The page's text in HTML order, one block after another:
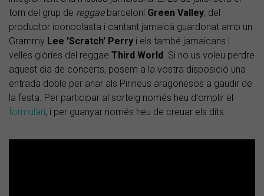
torn del grup de reggaebarceloní Green Valley, del
productor iconoclasta i cantant jamaicà guardonat amb un
Grammy Lee 'Scratch' Perry i els també jamaicans i
velles glòries del reggae Third World . Si no us voleu perdre
aquest dia de concerts, posem a la vostra disposició una
entrada doble per anar als Pirineus aragonesos a gaudir de
la festa. Per participar al sorteig només heu d'omplir el
formulari, i per guanyar només heu de creuar els dits.